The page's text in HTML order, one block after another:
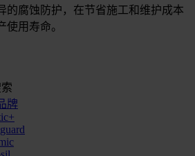
的腐蚀防护，在节省施工和维护成本
使用寿命。
牌